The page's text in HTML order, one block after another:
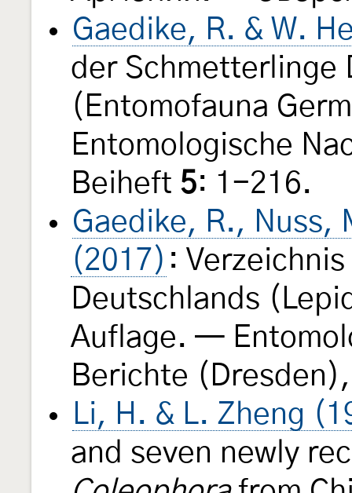
Gaedike, R. & W.
der Schmetterlinge
(Entomofauna
Entomologische
Beiheft 5: 1-216.
Gaedike, R., Nuss,
(2017) :
Deutschlands
Auflage. —
Berichte
Li, H. & L. Zheng
and seven newly